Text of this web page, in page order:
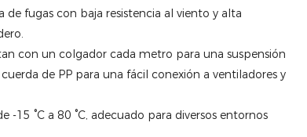
de fugas con baja resistencia al viento y alta
con un colgador cada metro para una suspensión
de PP para una fácil conexión a ventiladores y
-15 °C a 80 °C, adecuado para diversos entornos